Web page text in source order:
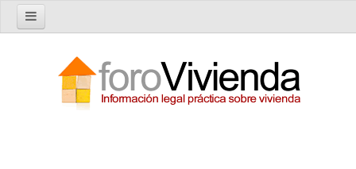
Nuevo tema